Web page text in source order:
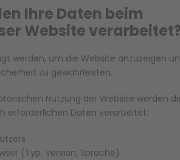
Ihre Daten beim
Website
werden, um die Website anzuzeigen
zu gewährleisten.
Nutzung der Website werden
erforderlichen Daten verarbeitet:
(Typ, Version, Sprache)